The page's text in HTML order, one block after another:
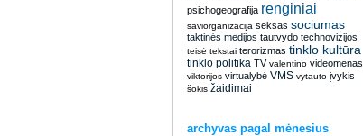
psichogeografija renginiai
saviorganizacija seksas sociumas
taktinės medijos tautvydo technovizijos
teisė tekstai terorizmas tinklo kultūra
tinklo politika TV valentino videomenas
viktorijos virtualybė VMS vytauto įvykis
šokis žaidimai
archyvas pagal mėnesius